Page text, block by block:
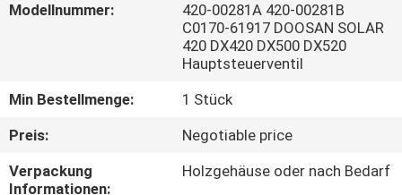
FABRIK
TOUR
Modellnummer:
420-00281A 420-00281B
C0170-61917 DOOSAN SOLAR
420 DX420 DX500 DX520
Hauptsteuerventil
Min Bestellmenge:
1 Stück
Preis:
Negotiable price
Verpackung
Informationen:
Holzgehäuse oder nach Bedarf